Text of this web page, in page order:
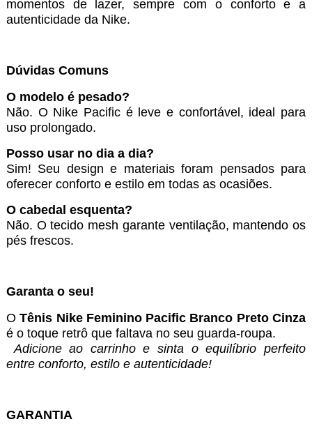
momentos de lazer, sempre com o conforto e a
autenticidade da Nike.
Dúvidas Comuns
O modelo é pesado?
Não. O Nike Pacific é leve e confortável, ideal para
uso prolongado.
Posso usar no dia a dia?
Sim! Seu design e materiais foram pensados para
oferecer conforto e estilo em todas as ocasiões.
O cabedal esquenta?
Não. O tecido mesh garante ventilação, mantendo os
pés frescos.
Garanta o seu!
OTênis Nike Feminino Pacific Branco Preto Cinza
é o toque retrô que faltava no seu guarda-roupa.
Adicione ao carrinho e sinta o equilíbrio perfeito
entre conforto, estilo e autenticidade!
GARANTIA